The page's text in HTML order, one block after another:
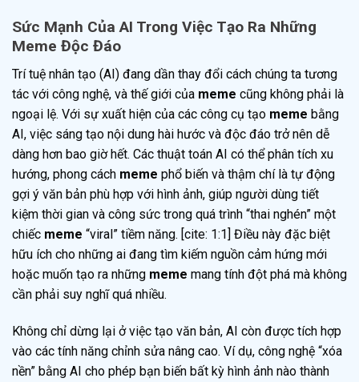
Sức Mạnh Của AI Trong Việc Tạo Ra Những
Meme Độc Đáo
Trí tuệ nhân tạo (AI) đang dần thay đổi cách chúng ta tương
tác với công nghệ, và thế giới của meme cũng không phải là
ngoại lệ. Với sự xuất hiện của các công cụ tạo meme bằng
AI, việc sáng tạo nội dung hài hước và độc đáo trở nên dễ
dàng hơn bao giờ hết. Các thuật toán AI có thể phân tích xu
hướng, phong cách meme phổ biến và thậm chí là tự động
gợi ý văn bản phù hợp với hình ảnh, giúp người dùng tiết
kiệm thời gian và công sức trong quá trình “thai nghén” một
chiếc meme “viral” tiềm năng. [cite: 1:1] Điều này đặc biệt
hữu ích cho những ai đang tìm kiếm nguồn cảm hứng mới
hoặc muốn tạo ra những meme mang tính đột phá mà không
cần phải suy nghĩ quá nhiều.
Không chỉ dừng lại ở việc tạo văn bản, AI còn được tích hợp
vào các tính năng chỉnh sửa nâng cao. Ví dụ, công nghệ “xóa
nền” bằng AI cho phép bạn biến bất kỳ hình ảnh nào thành